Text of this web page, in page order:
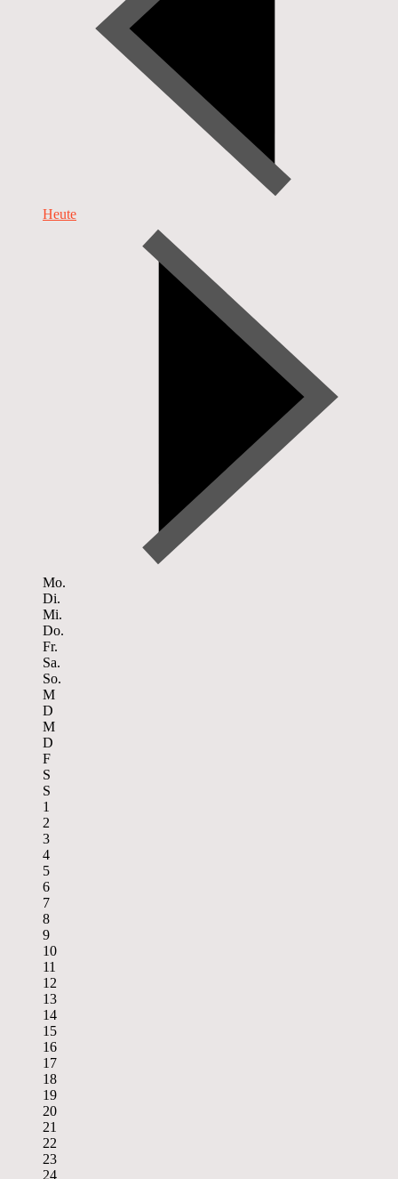
Heute
Mo.
Di.
Mi.
Do.
Fr.
Sa.
So.
M
D
M
D
F
S
S
1
2
3
4
5
6
7
8
9
10
11
12
13
14
15
16
17
18
19
20
21
22
23
24